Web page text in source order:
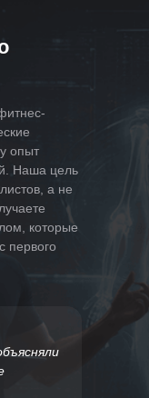
опыт
Наша цель
а не
которые
первого